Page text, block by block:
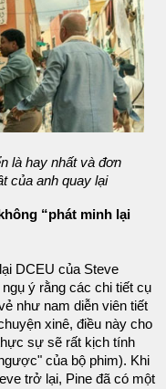
là hay nhất và đơn
của anh quay lại
không “phát minh lại
DCEU của Steve
ngụ ý rằng các chi tiết cụ
như nam diễn viên tiết
xinê, điều này cho
sự sẽ rất kịch tính
của bộ phim). Khi
trở lại, Pine đã có một